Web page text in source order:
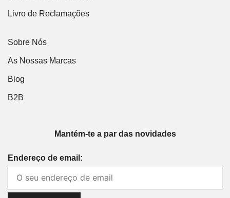
Livro de Reclamações
Sobre Nós
As Nossas Marcas
Blog
B2B
Mantém-te a par das novidades
Endereço de email: